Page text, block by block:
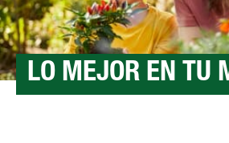
Consejos
Mundo Compo
LO MEJOR EN TU